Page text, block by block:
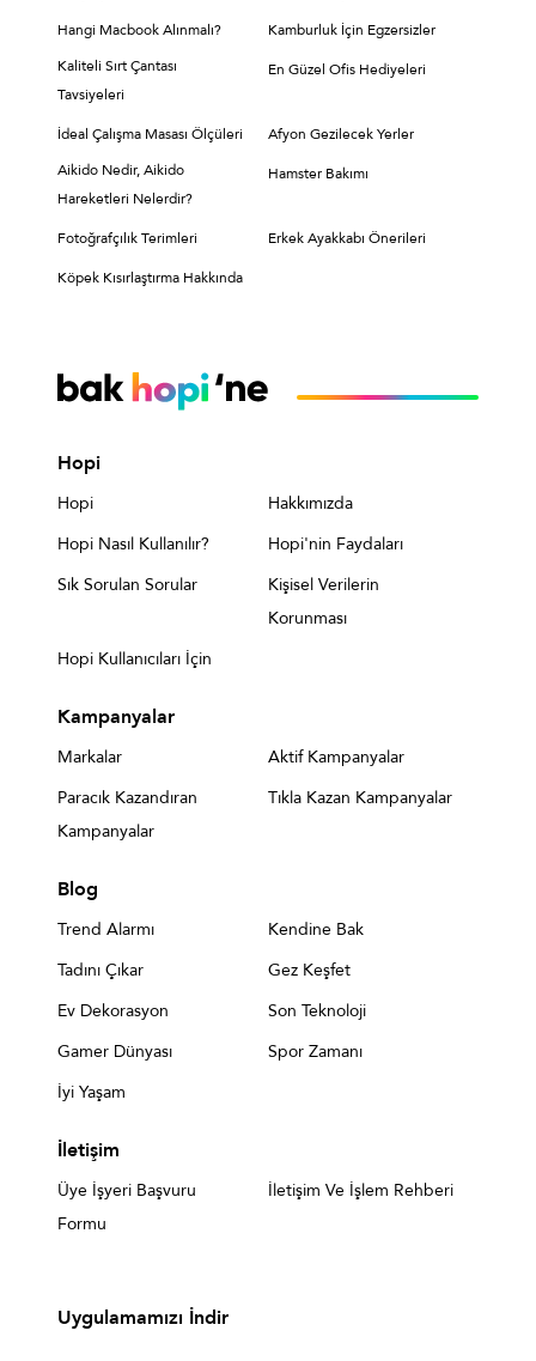
Hangi Macbook Alınmalı?
Kamburluk İçin Egzersizler
Kaliteli Sırt Çantası
Tavsiyeleri
En Güzel Ofis Hediyeleri
İdeal Çalışma Masası Ölçüleri
Afyon Gezilecek Yerler
Aikido Nedir, Aikido
Hareketleri Nelerdir?
Hamster Bakımı
Fotoğrafçılık Terimleri Erkek Ayakkabı Önerileri
Köpek Kısırlaştırma Hakkında
Hopi
Hopi
Hakkımızda
Hopi Nasıl Kullanılır?
Hopi'nin Faydaları
Sık Sorulan Sorular
Kişisel Verilerin
Korunması
Hopi Kullanıcıları İçin
Kampanyalar
Markalar
Aktif Kampanyalar
Paracık Kazandıran
Kampanyalar
Tıkla Kazan Kampanyalar
Blog
Trend Alarmı
Kendine Bak
Tadını Çıkar
Gez Keşfet
Ev Dekorasyon
Son Teknoloji
Gamer Dünyası
Spor Zamanı
İyi Yaşam
İletişim
Üye İşyeri Başvuru
Formu
İletişim Ve İşlem Rehberi
Uygulamamızı İndir